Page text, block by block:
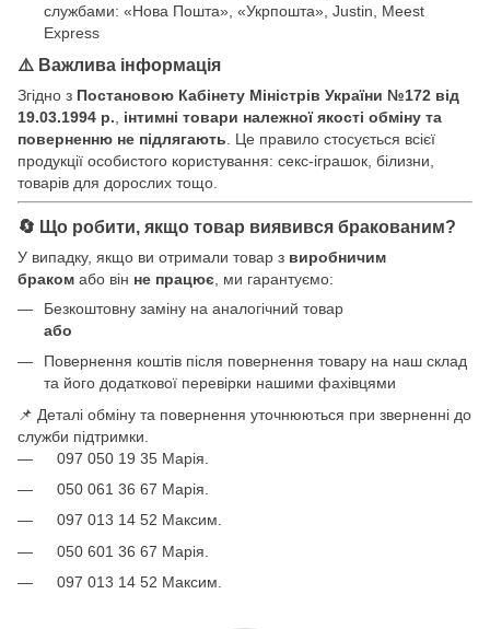
службами: «Нова Пошта», «Укрпошта», Justin, Meest
Express
⚠️ Важлива інформація
Згідно з Постановою Кабінету Міністрів України №172 від
19.03.1994 р.
інтимні товари належної якості обміну та
поверненню не підлягають . Це правило стосується всієї
продукції особистого користування: секс-іграшок, білизни,
товарів для дорослих тощо.
🔄 Що робити, якщо товар виявився бракованим?
У випадку, якщо ви отримали товар з виробничим
браком або він не працює , ми гарантуємо:
Безкоштовну заміну на аналогічний товар
або
Повернення коштів після повернення товару на наш склад
та його додаткової перевірки нашими фахівцями
📌 Деталі обміну та повернення уточнюються при зверненні до
служби підтримки.
097 050 19 35 Марія.
050 061 36 67 Марія.
097 013 14 52 Максим.
050 601 36 67 Марія.
097 013 14 52 Максим.